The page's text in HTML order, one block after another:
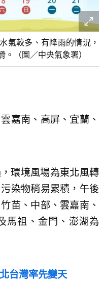
氣較多、有降雨的情況，
。（圖／中央氣象署）
嘉南、高屏、宜蘭、
環境風場為東北風轉
染物稍易累積，午後
苗、中部、雲嘉南、
馬祖、金門、澎湖為
台灣率先變天